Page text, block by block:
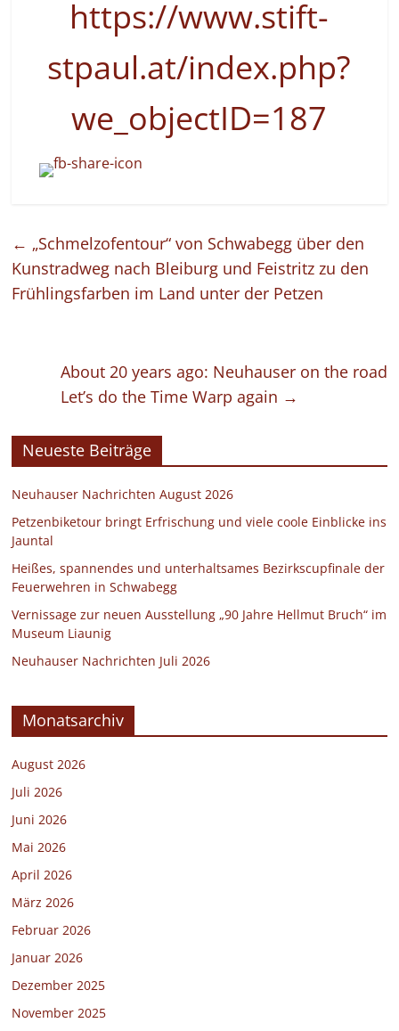
https://www.stift-
stpaul.at/index.php?
we_objectID=187
← „Schmelzofentour“ von Schwabegg über den
Kunstradweg nach Bleiburg und Feistritz zu den
Frühlingsfarben im Land unter der Petzen
About 20 years ago: Neuhauser on the road
Let’s do the Time Warp again →
Neueste Beiträge
Neuhauser Nachrichten August 2026
Petzenbiketour bringt Erfrischung und viele coole Einblicke ins
Jauntal
Heißes, spannendes und unterhaltsames Bezirkscupfinale der
Feuerwehren in Schwabegg
Vernissage zur neuen Ausstellung „90 Jahre Hellmut Bruch“ im
Museum Liaunig
Neuhauser Nachrichten Juli 2026
Monatsarchiv
August 2026
Juli 2026
Juni 2026
Mai 2026
April 2026
März 2026
Februar 2026
Januar 2026
Dezember 2025
November 2025